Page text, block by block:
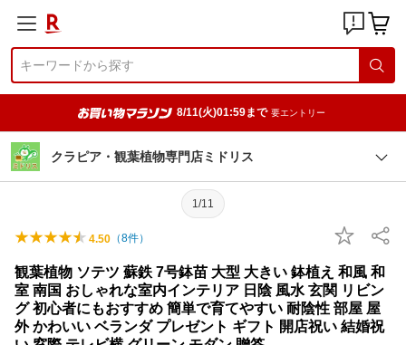
8/11(火)01:59まで 要エントリー
クラピア・観葉植物専門店ミドリス
1/11
4.50 （8件）
観葉植物 ソテツ 蘇鉄 7号鉢苗 大型 大きい 鉢植え 和風 和
室 南国 おしゃれな室内インテリア 日陰 風水 玄関 リビン
グ 初心者にもおすすめ 簡単で育てやすい 耐陰性 部屋 屋
外 かわいい ベランダ プレゼント ギフト 開店祝い 結婚祝